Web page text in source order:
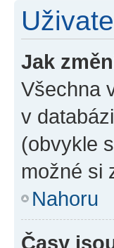
Jak
Všechna
v
(obvykle
možné si
Nahoru
Časy